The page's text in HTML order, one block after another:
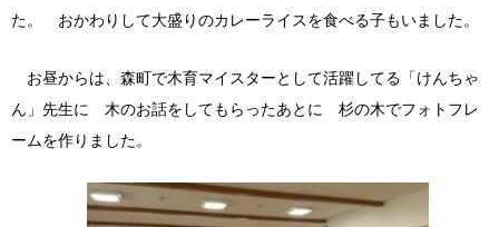
た。 おかわりして大盛りのカレーライスを食べる子もいました。
お昼からは、森町で木育マイスターとして活躍してる「けんちゃ
ん」先生に 木のお話をしてもらったあとに 杉の木でフォトフレ
ームを作りました。